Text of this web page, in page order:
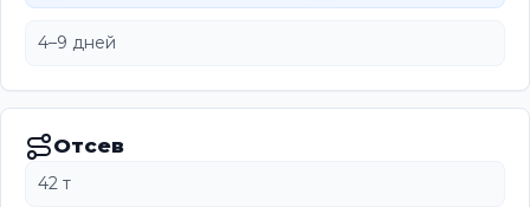
4–9 дней
Отсев
42 т